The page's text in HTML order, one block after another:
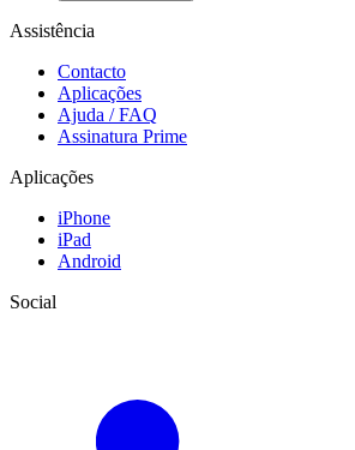
Assistência
Contacto
Aplicações
Ajuda / FAQ
Assinatura Prime
Aplicações
iPhone
iPad
Android
Social